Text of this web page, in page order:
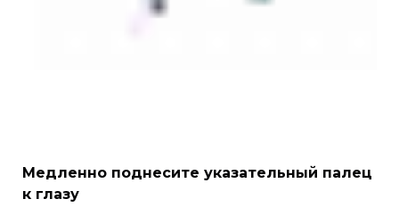
Медленно поднесите указательный палец
к глазу